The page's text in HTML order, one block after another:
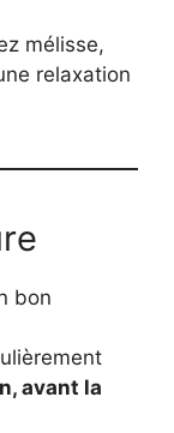
mélisse,
relaxation
bon
avant la